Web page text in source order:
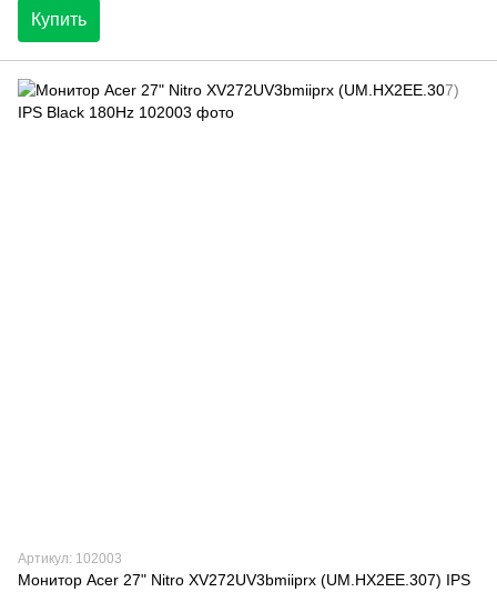
Купить
Артикул: 102003
Монитор Acer 27" Nitro XV272UV3bmiiprx (UM.HX2EE.307) IPS